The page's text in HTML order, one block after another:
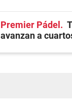
Premier Pádel
avanzan a